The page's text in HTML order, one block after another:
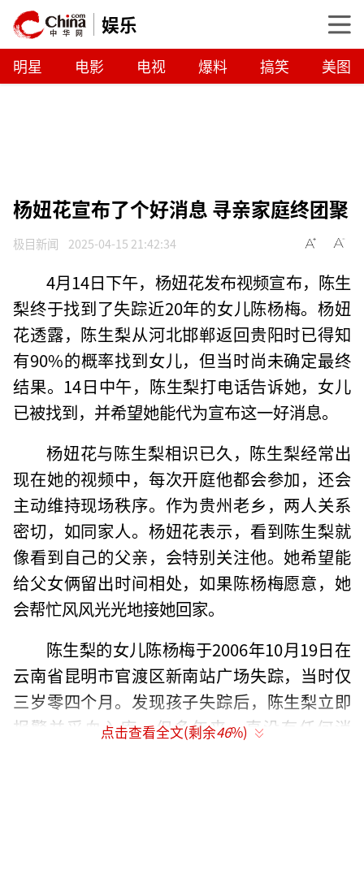
娱乐
明星 电影 电视 爆料 搞笑 美图
杨妞花宣布了个好消息 寻亲家庭终团聚
极目新闻 2025-04-15 21:42:34
4月14日下午，杨妞花发布视频宣布，陈生
梨终于找到了失踪近20年的女儿陈杨梅。杨妞
花透露，陈生梨从河北邯郸返回贵阳时已得知
有90%的概率找到女儿，但当时尚未确定最终
结果。14日中午，陈生梨打电话告诉她，女儿
已被找到，并希望她能代为宣布这一好消息。
杨妞花与陈生梨相识已久，陈生梨经常出
现在她的视频中，每次开庭他都会参加，还会
主动维持现场秩序。作为贵州老乡，两人关系
密切，如同家人。杨妞花表示，看到陈生梨就
像看到自己的父亲，会特别关注他。她希望能
给父女俩留出时间相处，如果陈杨梅愿意，她
会帮忙风风光光地接她回家。
陈生梨的女儿陈杨梅于2006年10月19日在
云南省昆明市官渡区新南站广场失踪，当时仅
三岁零四个月。发现孩子失踪后，陈生梨立即
报警并采血入库，但多年来一直没有任何消
点击查看全文(剩余46%)